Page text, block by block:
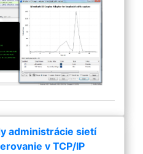
administrácie sietí
v TCP/IP